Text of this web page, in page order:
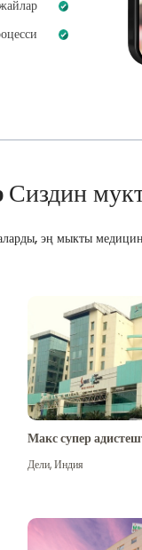
Сиздин
эң мыкты
Макс супер
Дели,Индия